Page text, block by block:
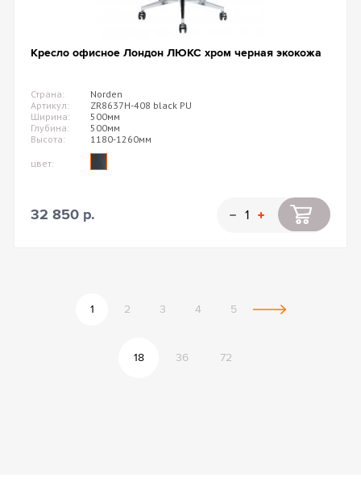
Кресло офисное Лондон ЛЮКС хром черная экокожа
Страна:
Norden
Артикул:
ZR8637H-408 black PU
Ширина:
500мм
Глубина:
500мм
Высота:
1180-1260мм
цвет:
32 850 р.
1 2 3 4 5
18 36 72